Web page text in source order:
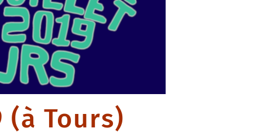
Tours)